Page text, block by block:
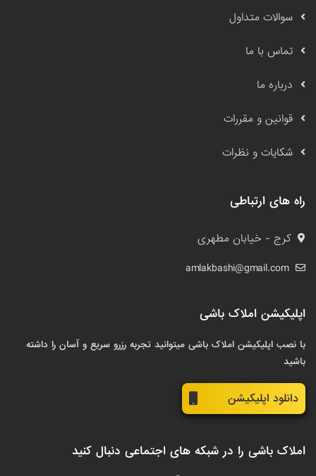
سوالات متداول
تماس با ما
درباره ما
قوانین و مقررات
شکایات و نظرات
راه های ارتباطی
کرج - خیابان مطهری
amlakbashi@gmail.com
اپلیکیشن املاک باشی
با نصب اپلیکیشن املاک باشی میتوانید تجربه رزرو سریع و آسان را داشته
باشید
دانلود اپلیکیشن
املاک باشی را در شبکه های اجتماعی دنبال کنید